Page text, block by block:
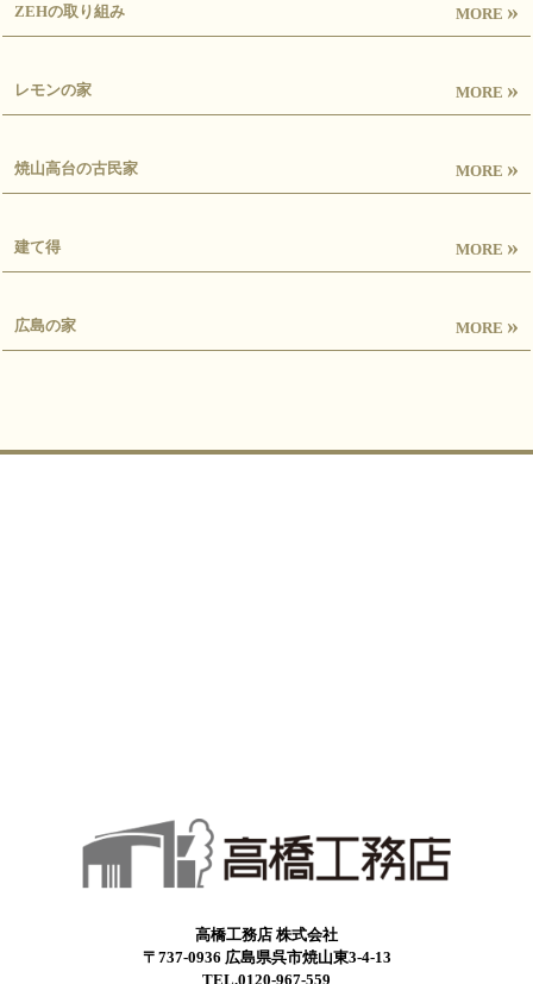
ZEHの取り組み MORE »
レモンの家 MORE »
焼山高台の古民家 MORE »
建て得 MORE »
広島の家 MORE »
高橋工務店 株式会社
〒737-0936 広島県呉市焼山東3-4-13
TEL.0120-967-559